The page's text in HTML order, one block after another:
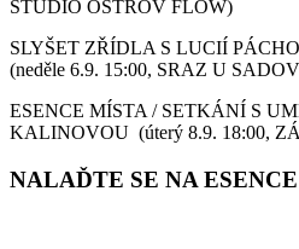
STUDIO OSTROV FLOW)
SLYŠET ZŘÍDLA S LUCIÍ
(neděle 6.9. 15:00, SRAZ U
ESENCE MÍSTA / SETKÁNÍ S
KALINOVOU (úterý 8.9. 18:00,
NALAĎTE SE NA